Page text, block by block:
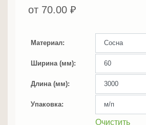
от 70.00 ₽
Материал
Ширина (мм)
Длина (мм)
Упаковка
Очистить